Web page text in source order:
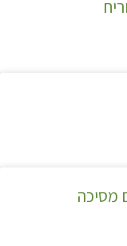
מסיכה